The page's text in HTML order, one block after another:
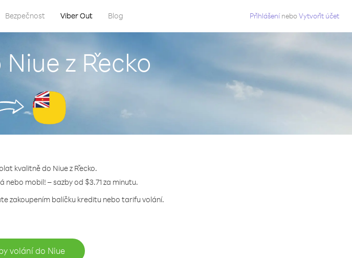
Bezpečnost Viber Out Blog Přihlášení neboVytvořit účet
z Řecko
kvalitně do Niue z Řecko.
nebo mobil! – sazby od $3.71 za minutu.
zakoupením balíčku kreditu nebo tarifu volání.
volání do Niue